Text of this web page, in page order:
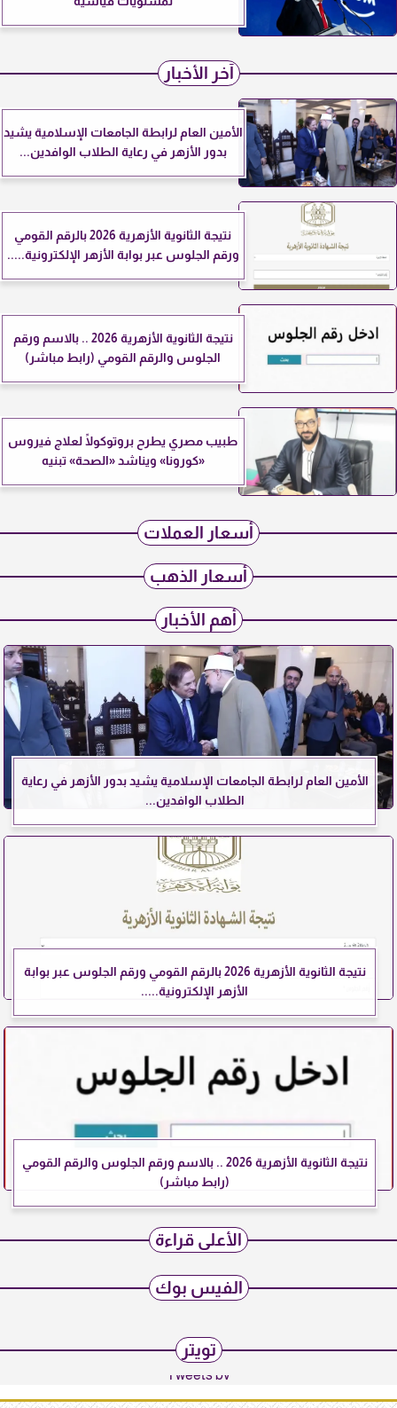
آخر الأخبار
الأمين العام لرابطة الجامعات الإسلامية يشيد
بدور الأزهر في رعاية الطلاب الوافدين...
نتيجة الثانوية الأزهرية 2026 بالرقم القومي
ورقم الجلوس عبر بوابة الأزهر الإلكترونية.....
نتيجة الثانوية الأزهرية 2026 .. بالاسم ورقم
الجلوس والرقم القومي (رابط مباشر)
طبيب مصري يطرح بروتوكولًا لعلاج فيروس
«كورونا» ويناشد «الصحة» تبنيه
أسعار العملات
أسعار الذهب
أهم الأخبار
الأمين العام لرابطة الجامعات الإسلامية يشيد بدور الأزهر في رعاية
الطلاب الوافدين...
نتيجة الثانوية الأزهرية 2026 بالرقم القومي ورقم الجلوس عبر بوابة
الأزهر الإلكترونية.....
نتيجة الثانوية الأزهرية 2026 .. بالاسم ورقم الجلوس والرقم القومي
(رابط مباشر)
الأعلى قراءة
الفيس بوك
تويتر
Tweets by